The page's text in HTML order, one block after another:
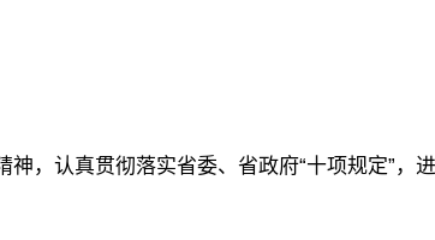
，认真贯彻落实省委、省政府“十项规定”，